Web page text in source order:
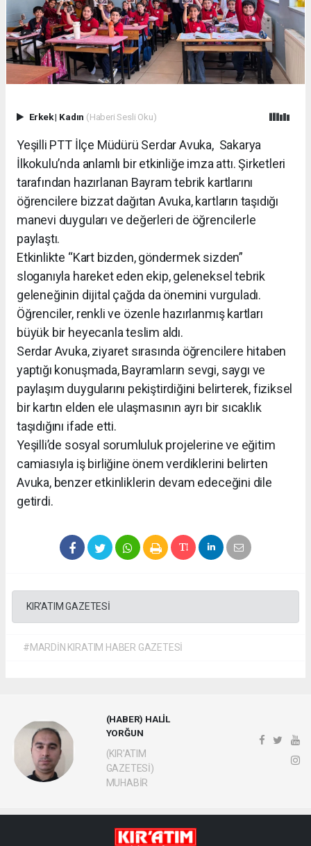
Erkek| Kadın (Haberi Sesli Oku)
Yeşilli PTT İlçe Müdürü Serdar Avuka, Sakarya
İlkokulu’nda anlamlı bir etkinliğe imza attı. Şirketleri
tarafından hazırlanan Bayram tebrik kartlarını
öğrencilere bizzat dağıtan Avuka, kartların taşıdığı
manevi duyguları ve değerleri de öğrencilerle
paylaştı.
Etkinlikte “Kart bizden, göndermek sizden”
sloganıyla hareket eden ekip, geleneksel tebrik
geleneğinin dijital çağda da önemini vurguladı.
Öğrenciler, renkli ve özenle hazırlanmış kartları
büyük bir heyecanla teslim aldı.
Serdar Avuka, ziyaret sırasında öğrencilere hitaben
yaptığı konuşmada, Bayramların sevgi, saygı ve
paylaşım duygularını pekiştirdiğini belirterek, fiziksel
bir kartın elden ele ulaşmasının ayrı bir sıcaklık
taşıdığını ifade etti.
Yeşilli’de sosyal sorumluluk projelerine ve eğitim
camiasıyla iş birliğine önem verdiklerini belirten
Avuka, benzer etkinliklerin devam edeceğini dile
getirdi.
KIR'ATIM GAZETESİ
#MARDİN KIRATIM HABER GAZETESİ
(HABER) HALİL
YORĞUN
(KIR'ATIM
GAZETESİ)
MUHABİR